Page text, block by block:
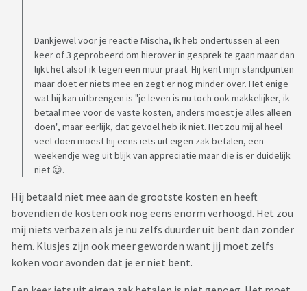
Dankjewel voor je reactie Mischa, Ik heb ondertussen al een
keer of 3 geprobeerd om hierover in gesprek te gaan maar dan
lijkt het alsof ik tegen een muur praat. Hij kent mijn standpunten
maar doet er niets mee en zegt er nog minder over. Het enige
wat hij kan uitbrengen is "je leven is nu toch ook makkelijker, ik
betaal mee voor de vaste kosten, anders moest je alles alleen
doen", maar eerlijk, dat gevoel heb ik niet. Het zou mij al heel
veel doen moest hij eens iets uit eigen zak betalen, een
weekendje weg uit blijk van appreciatie maar die is er duidelijk
niet 😌.
Hij betaald niet mee aan de grootste kosten en heeft
bovendien de kosten ook nog eens enorm verhoogd. Het zou
mij niets verbazen als je nu zelfs duurder uit bent dan zonder
hem. Klusjes zijn ook meer geworden want jij moet zelfs
koken voor avonden dat je er niet bent.